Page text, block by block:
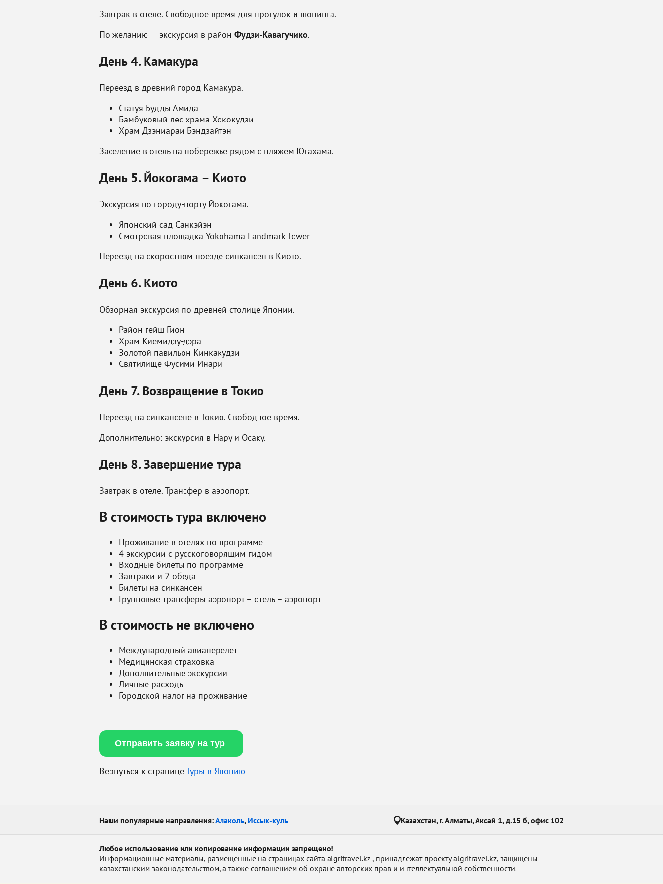
Завтрак в отеле. Свободное время для прогулок и шопинга.
По желанию — экскурсия в район Фудзи-Кавагучико.
День 4. Камакура
Переезд в древний город Камакура.
Статуя Будды Амида
Бамбуковый лес храма Хококудзи
Храм Дзэниараи Бэндзайтэн
Заселение в отель на побережье рядом с пляжем Югахама.
День 5. Йокогама – Киото
Экскурсия по городу-порту Йокогама.
Японский сад Санкэйэн
Смотровая площадка Yokohama Landmark Tower
Переезд на скоростном поезде синкансен в Киото.
День 6. Киото
Обзорная экскурсия по древней столице Японии.
Район гейш Гион
Храм Киемидзу-дэра
Золотой павильон Кинкакудзи
Святилище Фусими Инари
День 7. Возвращение в Токио
Переезд на синкансене в Токио. Свободное время.
Дополнительно: экскурсия в Нару и Осаку.
День 8. Завершение тура
Завтрак в отеле. Трансфер в аэропорт.
В стоимость тура включено
Проживание в отелях по программе
4 экскурсии с русскоговорящим гидом
Входные билеты по программе
Завтраки и 2 обеда
Билеты на синкансен
Групповые трансферы аэропорт – отель – аэропорт
В стоимость не включено
Международный авиаперелет
Медицинская страховка
Дополнительные экскурсии
Личные расходы
Городской налог на проживание
Отправить заявку на тур
Вернуться к страницеТуры в Японию
Наши популярные направления:Алаколь, Иссык-куль Казахстан, г. Алматы, Аксай 1, д.15 б, офис 102
Любое использование или копирование информации запрещено!
Информационные материалы, размещенные на страницах сайта algritravel.kz , принадлежат проекту algritravel.kz, защищены
казахстанским законодательством, а также соглашением об охране авторских прав и интеллектуальной собственности.